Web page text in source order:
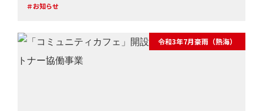
＃お知らせ
令和3年7月豪雨（熱海）